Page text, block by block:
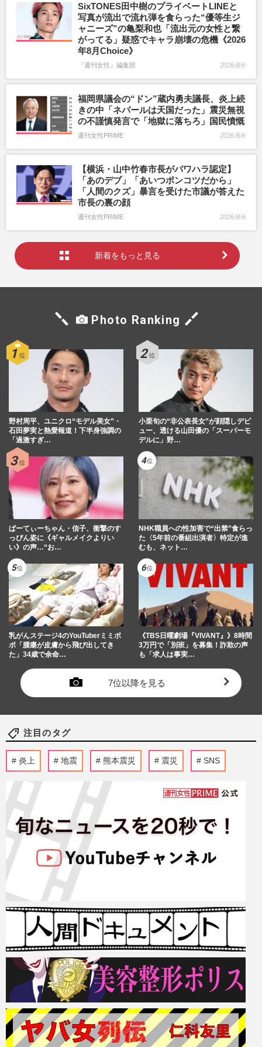
SixTONES田中樹のプライベートLINEと
写真が流出で流れ弾を食らった“優等生ジ
ャニーズ”の亀梨和也「流出元の女性と繋
がってる」疑惑でキャラ崩壊の危機《2026
年8月Choice》
『週刊女性』編集部 2026/8/6
福岡県議会の“ドン”蔵内勇夫議長、炎上続
きの中「ネパールは天国だった」震災無視
の不謹慎発言で「地獄に落ちろ」国民憤慨
週刊女性PRIME 2026/8/6
【横浜・山中竹春市長がパワハラ認定】
「あのデブ」「あいつポンコツだから」
「人間のクズ」暴言を受けた市議が答えた
市長の裏の顔
週刊女性PRIME 2026/8/6
新着をもっと見る
Photo Ranking
野村周平、ユニクロ“モデル美女”・
石田夢実と熱愛報道！下半身強調の
「過激すぎ…
小栗旬の“非公表長女”が顔隠しデビ
ュー、透ける山田優の「スーパーモ
デルに」野…
ぱーてぃーちゃん・信子、衝撃のす
っぴん姿に《ギャルメイクよりい
い》の声…“お…
NHK職員への性加害で“出禁”食らっ
た〈5年前の番組出演者〉特定が進
むも、ネット…
乳がんステージ4のYouTuberミミポ
ポ「腫瘍が皮膚から飛び出してき
た」34歳で余命…
《TBS日曜劇場『VIVANT』》8時間
3万円で「別班」を募集！詐欺の声
も「求人は事実…
7位以降を見る
注目のタグ
炎上 地震 熊本震災 震災 SNS